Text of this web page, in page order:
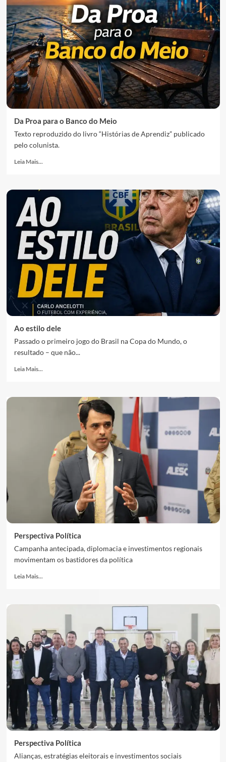
Da Proa para o Banco do Meio
Texto reproduzido do livro “Histórias de Aprendiz” publicado
pelo colunista.
Leia Mais...
Ao estilo dele
Passado o primeiro jogo do Brasil na Copa do Mundo, o
resultado – que não...
Leia Mais...
Perspectiva Política
Campanha antecipada, diplomacia e investimentos regionais
movimentam os bastidores da política
Leia Mais...
Perspectiva Política
Alianças, estratégias eleitorais e investimentos sociais